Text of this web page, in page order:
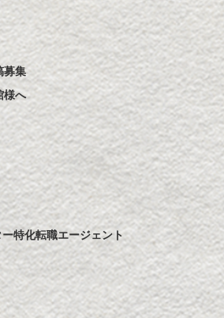
募集
様へ
特化転職エージェント